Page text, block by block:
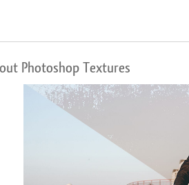
Photoshop Textures